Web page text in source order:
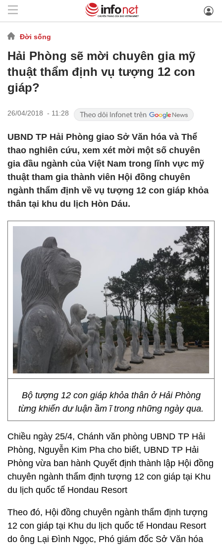
Đời sống
Hải Phòng sẽ mời chuyên gia mỹ
thuật thẩm định vụ tượng 12 con
giáp?
26/04/2018 - 11:28
UBND TP Hải Phòng giao Sở Văn hóa và Thể
thao nghiên cứu, xem xét mời một số chuyên
gia đầu ngành của Việt Nam trong lĩnh vực mỹ
thuật tham gia thành viên Hội đồng chuyên
ngành thẩm định về vụ tượng 12 con giáp khỏa
thân tại khu du lịch Hòn Dáu.
Bộ tượng 12 con giáp khỏa thân ở Hải Phòng
từng khiến dư luận ầm ĩ trong những ngày qua.
Chiều ngày 25/4, Chánh văn phòng UBND TP Hải
Phòng, Nguyễn Kim Pha cho biết, UBND TP Hải
Phòng vừa ban hành Quyết định thành lập Hội đồng
chuyên ngành thẩm định tượng 12 con giáp tại Khu
du lịch quốc tế Hondau Resort
Theo đó, Hội đồng chuyên ngành thẩm định tượng
12 con giáp tại Khu du lịch quốc tế Hondau Resort
do ông Lại Đình Ngọc, Phó giám đốc Sở Văn hóa